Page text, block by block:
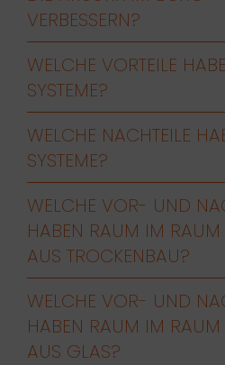
VERBESSERN?
WELCHE VORTEILE
SYSTEME?
WELCHE NACHTEILE
SYSTEME?
WELCHE VOR- UND
HABEN RAUM IM RAUM
AUS TROCKENBAU?
WELCHE VOR- UND
HABEN RAUM IM RAUM
AUS GLAS?